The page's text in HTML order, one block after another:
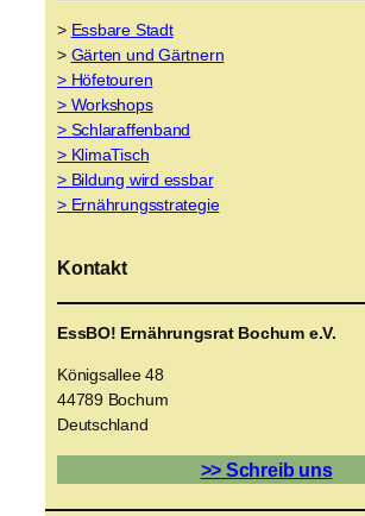
> Essbare Stadt
> Gärten und Gärtnern
> Höfetouren
> Workshops
> Schlaraffenband
> KlimaTisch
> Bildung wird essbar
> Ernährungsstrategie
Kontakt
EssBO! Ernährungsrat Bochum e.V.
Königsallee 48
44789 Bochum
Deutschland
>> Schreib uns